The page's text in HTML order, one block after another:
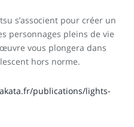
s’associent pour créer un
personnages pleins de vie
vous plongera dans
hors norme.
publications/lights-